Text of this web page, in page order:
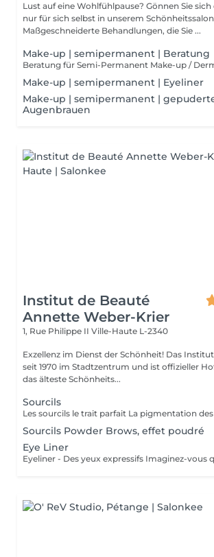
Lust auf eine Wohlfühlpause? Gönnen Sie sich einen Moment
nur für sich selbst in unserem Schönheitssalon
Maßgeschneiderte Behandlungen, die Sie ...
Make-up | semipermanent | Beratung
Make-up | semipermanent | Eyeliner
Make-up | semipermanent |
Augenbrauen
Institut de Beauté
Annette Weber-Krier
1, Rue Philippe II Ville-Haute L-2340
Exzellenz im Dienst der Schönheit! Das Institut befindet sich
seit 1970 im Stadtzentrum und ist offizieller
das älteste Schönheits...
Sourcils
Sourcils Powder Brows, effet poudré
Eye Liner